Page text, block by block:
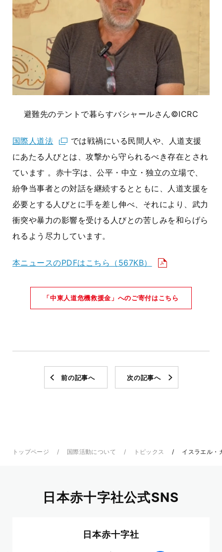
避難先のテントで暮らすバシャールさん©ICRC
国際人道法
では戦禍にいる民間人や、人道支援
にあたる人びとは、攻撃から守られるべき存在とされ
ています 。赤十字は、公平・中立・独立の立場で、
紛争当事者との対話を継続するとともに、人道支援を
必要とする人びとに手を差し伸べ、それにより、武力
衝突や暴力の影響を受ける人びとの苦しみを和らげら
れるよう尽力しています。
本ニュースのPDFはこちら（567KB）
「中東人道危機救援金」へのご寄付はこちら
前の記事へ 次の記事へ
トップページ 国際活動について トピックス イスラエル・
日本赤十字社公式SNS
日本赤十字社